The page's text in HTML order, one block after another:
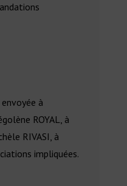
à
ROYAL, à
RIVASI, à
impliquées.